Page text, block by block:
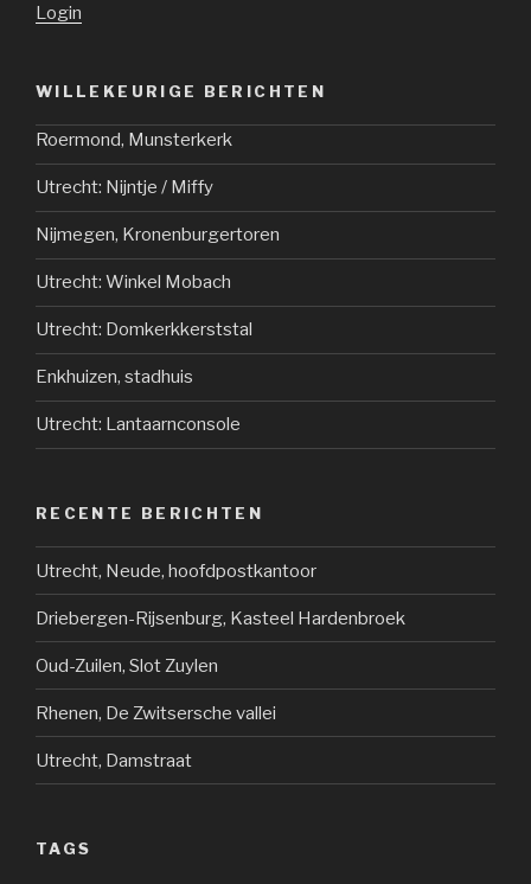
Login
WILLEKEURIGE BERICHTEN
Roermond, Munsterkerk
Utrecht: Nijntje / Miffy
Nijmegen, Kronenburgertoren
Utrecht: Winkel Mobach
Utrecht: Domkerkkerststal
Enkhuizen, stadhuis
Utrecht: Lantaarnconsole
RECENTE BERICHTEN
Utrecht, Neude, hoofdpostkantoor
Driebergen-Rijsenburg, Kasteel Hardenbroek
Oud-Zuilen, Slot Zuylen
Rhenen, De Zwitsersche vallei
Utrecht, Damstraat
TAGS